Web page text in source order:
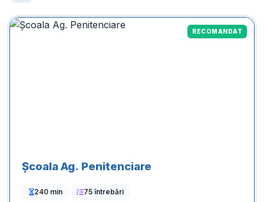
RECOMANDAT
Școala Ag. Penitenciare
240 min 75 întrebări